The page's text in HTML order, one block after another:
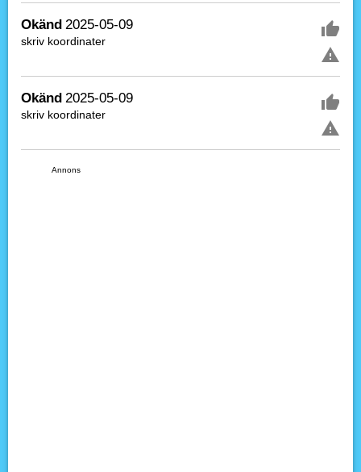
Okänd 2025-05-09
skriv koordinater
Okänd 2025-05-09
skriv koordinater
Annons